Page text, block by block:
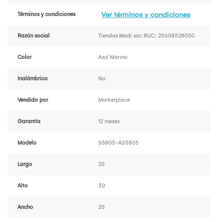
Términos y condiciones Ver términos y condiciones
Razón social Tiendas Madi sac RUC: 20608528050
Color Azul Marino
Inalámbrico No
Vendido por Marketplace
Garantía 12 meses
Modelo S5805-AS5805
Largo 20
Alto 30
Ancho 20